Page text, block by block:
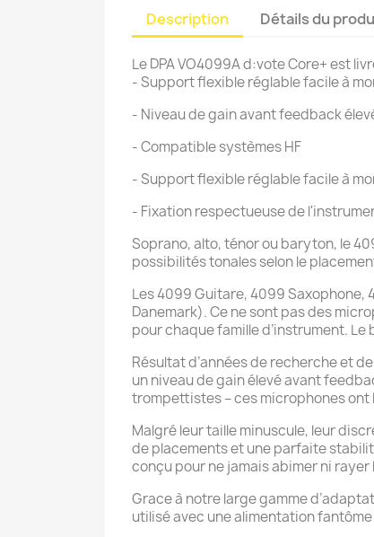
Description Détails du
Le DPA VO4099A d:vote Core+ est
- Support flexible réglable facile à
- Niveau de gain avant feedback
- Compatible systèmes HF
- Support flexible réglable facile à
- Fixation respectueuse de
Soprano, alto, ténor ou baryton, le
possibilités tonales selon le
Les 4099 Guitare, 4099
Danemark). Ce ne sont pas des
pour chaque famille d’instrument.
Résultat d’années de recherche et
un niveau de gain élevé avant
trompettistes – ces microphones ont
Malgré leur taille minuscule, leur
de placements et une parfaite
conçu pour ne jamais abimer ni
Grace à notre large gamme
utilisé avec une alimentation